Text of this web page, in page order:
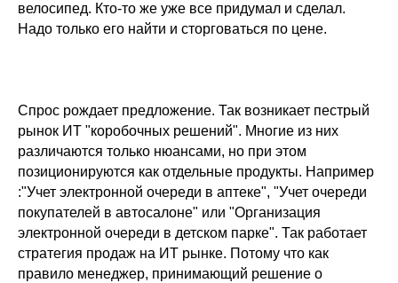
велосипед. Кто-то же уже все придумал и сделал.
Надо только его найти и сторговаться по цене.
Спрос рождает предложение. Так возникает пестрый
рынок ИТ "коробочных решений". Многие из них
различаются только нюансами, но при этом
позиционируются как отдельные продукты. Например
:"Учет электронной очереди в аптеке", "Учет очереди
покупателей в автосалоне" или "Организация
электронной очереди в детском парке". Так работает
стратегия продаж на ИТ рынке. Потому что как
правило менеджер, принимающий решение о